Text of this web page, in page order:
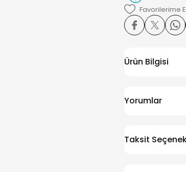
Ürün Bilgisi
Yorumlar
Taksit